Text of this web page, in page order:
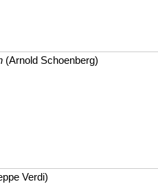
(Arnold Schoenberg)
Verdi)